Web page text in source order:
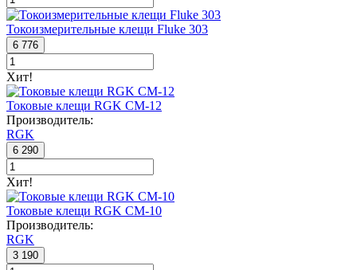
Токоизмерительные клещи Fluke 303
6 776
Хит!
Токовые клещи RGK CM-12
Производитель:
RGK
6 290
Хит!
Токовые клещи RGK CM-10
Производитель:
RGK
3 190